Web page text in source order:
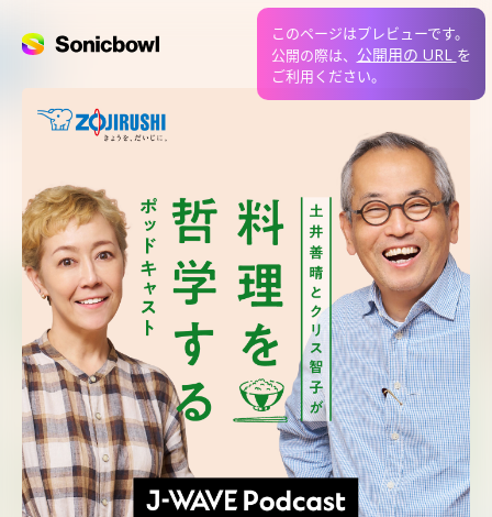
このページはプレビューです。
公開の際は、 公開用の URL を
ご利用ください。